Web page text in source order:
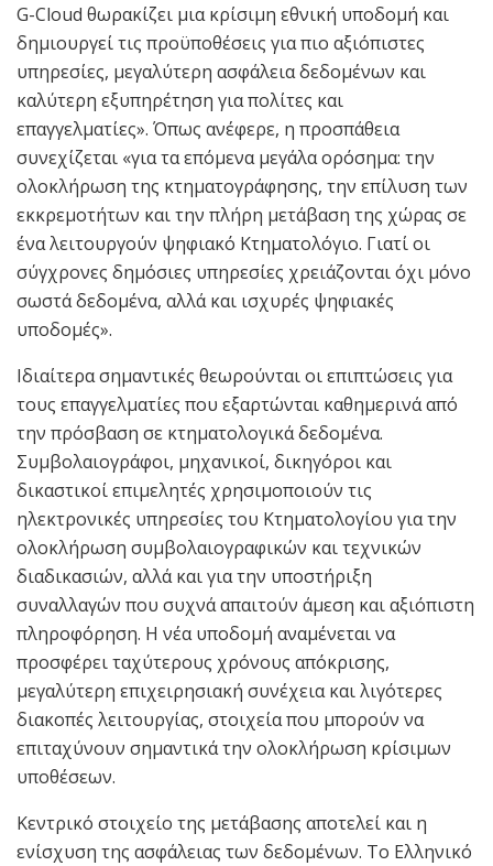
G-Cloud θωρακίζει μια κρίσιμη εθνική υποδομή και
δημιουργεί τις προϋποθέσεις για πιο αξιόπιστες
υπηρεσίες, μεγαλύτερη ασφάλεια δεδομένων και
καλύτερη εξυπηρέτηση για πολίτες και
επαγγελματίες». Όπως ανέφερε, η προσπάθεια
συνεχίζεται «για τα επόμενα μεγάλα ορόσημα: την
ολοκλήρωση της κτηματογράφησης, την επίλυση των
εκκρεμοτήτων και την πλήρη μετάβαση της χώρας σε
ένα λειτουργούν ψηφιακό Κτηματολόγιο. Γιατί οι
σύγχρονες δημόσιες υπηρεσίες χρειάζονται όχι μόνο
σωστά δεδομένα, αλλά και ισχυρές ψηφιακές
υποδομές».
Ιδιαίτερα σημαντικές θεωρούνται οι επιπτώσεις για
τους επαγγελματίες που εξαρτώνται καθημερινά από
την πρόσβαση σε κτηματολογικά δεδομένα.
Συμβολαιογράφοι, μηχανικοί, δικηγόροι και
δικαστικοί επιμελητές χρησιμοποιούν τις
ηλεκτρονικές υπηρεσίες του Κτηματολογίου για την
ολοκλήρωση συμβολαιογραφικών και τεχνικών
διαδικασιών, αλλά και για την υποστήριξη
συναλλαγών που συχνά απαιτούν άμεση και αξιόπιστη
πληροφόρηση. Η νέα υποδομή αναμένεται να
προσφέρει ταχύτερους χρόνους απόκρισης,
μεγαλύτερη επιχειρησιακή συνέχεια και λιγότερες
διακοπές λειτουργίας, στοιχεία που μπορούν να
επιταχύνουν σημαντικά την ολοκλήρωση κρίσιμων
υποθέσεων.
Κεντρικό στοιχείο της μετάβασης αποτελεί και η
ενίσχυση της ασφάλειας των δεδομένων. Το Ελληνικό